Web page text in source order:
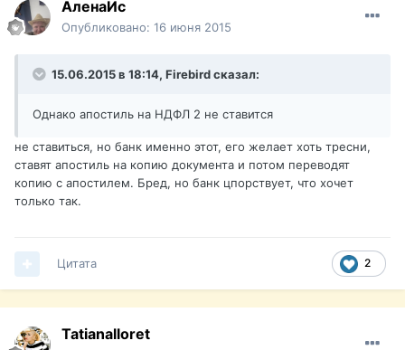
АленаИс
Опубликовано: 16 июня 2015
15.06.2015 в 18:14, Firebird сказал:
Однако апостиль на НДФЛ 2 не ставится
не ставиться, но банк именно этот, его желает хоть тресни,
ставят апостиль на копию документа и потом переводят
копию с апостилем. Бред, но банк цпорствует, что хочет
только так.
2
Цитата
Tatianalloret